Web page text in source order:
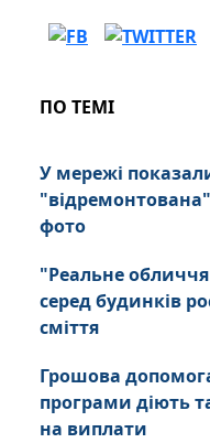
ПО ТЕМІ
У мережі
фото
"Реальне
серед будинків
сміття
Грошова
програми діють
на виплати